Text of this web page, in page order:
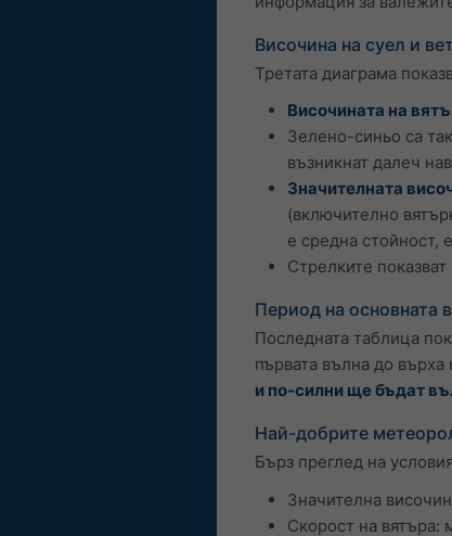
Височина на суел и
Третата диаграма
Височината на
Зелено-синьо са
възникнат далеч
Значителната
(включително
е средна стойност,
Стрелките
Период на основната
Последната таблица
първата вълна до върха
и по-силни ще бъдат
Най-добрите
Бърз преглед на
Значителна
Скорост на вятъра: